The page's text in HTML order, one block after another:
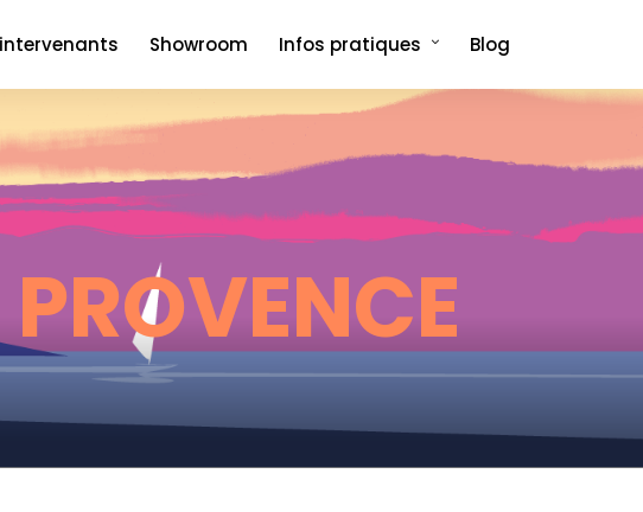
The Beach
de l'édition 2021
Showroom Infos pratiques
Comment venir et où dormir ?
Blog